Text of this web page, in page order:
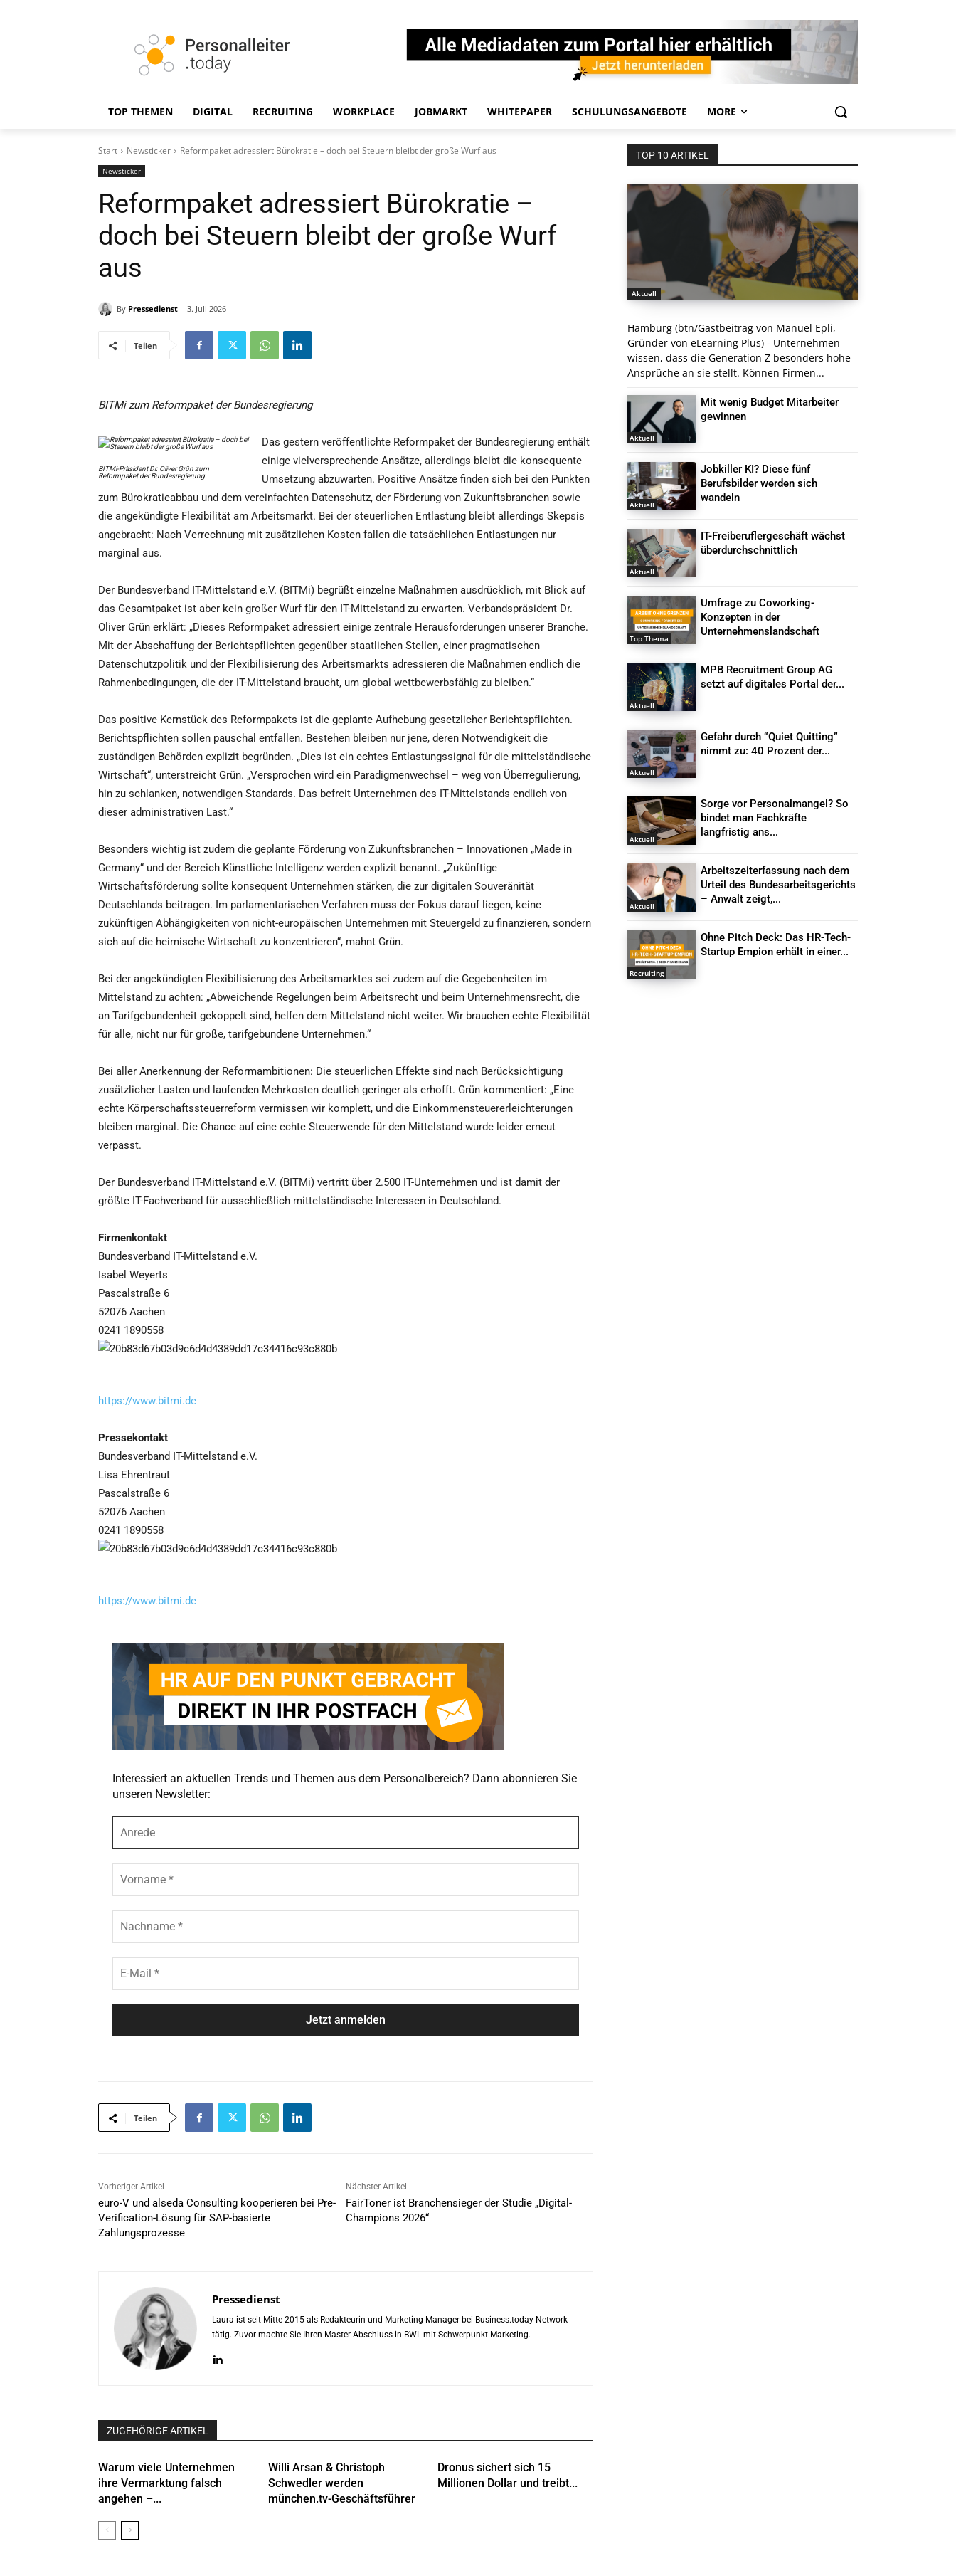
TOP THEMEN DIGITAL RECRUITING WORKPLACE JOBMARKT WHITEPAPER SCHULUNGSANGEBOTE MORE
Start Newsticker Reformpaket adressiert Bürokratie – doch bei Steuern bleibt der große Wurf aus
Newsticker
Reformpaket adressiert Bürokratie –
doch bei Steuern bleibt der große Wurf
aus
By Pressedienst 3. Juli 2026
Teilen
BITMi zum Reformpaket der Bundesregierung
BITMi-Präsident Dr. Oliver Grün zum
Reformpaket der Bundesregierung
Das gestern veröffentlichte Reformpaket der Bundesregierung enthält
einige vielversprechende Ansätze, allerdings bleibt die konsequente
Umsetzung abzuwarten. Positive Ansätze finden sich bei den Punkten
zum Bürokratieabbau und dem vereinfachten Datenschutz, der Förderung von Zukunftsbranchen sowie
die angekündigte Flexibilität am Arbeitsmarkt. Bei der steuerlichen Entlastung bleibt allerdings Skepsis
angebracht: Nach Verrechnung mit zusätzlichen Kosten fallen die tatsächlichen Entlastungen nur
marginal aus.
Der Bundesverband IT-Mittelstand e.V. (BITMi) begrüßt einzelne Maßnahmen ausdrücklich, mit Blick auf
das Gesamtpaket ist aber kein großer Wurf für den IT-Mittelstand zu erwarten. Verbandspräsident Dr.
Oliver Grün erklärt: „Dieses Reformpaket adressiert einige zentrale Herausforderungen unserer Branche.
Mit der Abschaffung der Berichtspflichten gegenüber staatlichen Stellen, einer pragmatischen
Datenschutzpolitik und der Flexibilisierung des Arbeitsmarkts adressieren die Maßnahmen endlich die
Rahmenbedingungen, die der IT-Mittelstand braucht, um global wettbewerbsfähig zu bleiben.“
Das positive Kernstück des Reformpakets ist die geplante Aufhebung gesetzlicher Berichtspflichten.
Berichtspflichten sollen pauschal entfallen. Bestehen bleiben nur jene, deren Notwendigkeit die
zuständigen Behörden explizit begründen. „Dies ist ein echtes Entlastungssignal für die mittelständische
Wirtschaft“, unterstreicht Grün. „Versprochen wird ein Paradigmenwechsel – weg von Überregulierung,
hin zu schlanken, notwendigen Standards. Das befreit Unternehmen des IT-Mittelstands endlich von
dieser administrativen Last.“
Besonders wichtig ist zudem die geplante Förderung von Zukunftsbranchen – Innovationen „Made in
Germany“ und der Bereich Künstliche Intelligenz werden explizit benannt. „Zukünftige
Wirtschaftsförderung sollte konsequent Unternehmen stärken, die zur digitalen Souveränität
Deutschlands beitragen. Im parlamentarischen Verfahren muss der Fokus darauf liegen, keine
zukünftigen Abhängigkeiten von nicht-europäischen Unternehmen mit Steuergeld zu finanzieren, sondern
sich auf die heimische Wirtschaft zu konzentrieren“, mahnt Grün.
Bei der angekündigten Flexibilisierung des Arbeitsmarktes sei zudem auf die Gegebenheiten im
Mittelstand zu achten: „Abweichende Regelungen beim Arbeitsrecht und beim Unternehmensrecht, die
an Tarifgebundenheit gekoppelt sind, helfen dem Mittelstand nicht weiter. Wir brauchen echte Flexibilität
für alle, nicht nur für große, tarifgebundene Unternehmen.“
Bei aller Anerkennung der Reformambitionen: Die steuerlichen Effekte sind nach Berücksichtigung
zusätzlicher Lasten und laufenden Mehrkosten deutlich geringer als erhofft. Grün kommentiert: „Eine
echte Körperschaftssteuerreform vermissen wir komplett, und die Einkommensteuererleichterungen
bleiben marginal. Die Chance auf eine echte Steuerwende für den Mittelstand wurde leider erneut
verpasst.
Der Bundesverband IT-Mittelstand e.V. (BITMi) vertritt über 2.500 IT-Unternehmen und ist damit der
größte IT-Fachverband für ausschließlich mittelständische Interessen in Deutschland.
Firmenkontakt
Bundesverband IT-Mittelstand e.V.
Isabel Weyerts
Pascalstraße 6
52076 Aachen
0241 1890558
https://www.bitmi.de
Pressekontakt
Bundesverband IT-Mittelstand e.V.
Lisa Ehrentraut
Pascalstraße 6
52076 Aachen
0241 1890558
https://www.bitmi.de
Interessiert an aktuellen Trends und Themen aus dem Personalbereich? Dann abonnieren Sie
unseren Newsletter:
r
e
r
n
c
h
M
a
Teilen
Vorheriger Artikel
euro-V und alseda Consulting kooperieren bei Pre-
Verification-Lösung für SAP-basierte
Zahlungsprozesse
Nächster Artikel
FairToner ist Branchensieger der Studie „Digital-
Champions 2026“
Pressedienst
Laura ist seit Mitte 2015 als Redakteurin und Marketing Manager bei Business.today Network
tätig. Zuvor machte Sie Ihren Master-Abschluss in BWL mit Schwerpunkt Marketing.
ZUGEHÖRIGE ARTIKEL
Warum viele Unternehmen
ihre Vermarktung falsch
angehen –...
Willi Arsan & Christoph
Schwedler werden
münchen.tv-Geschäftsführer
Dronus sichert sich 15
Millionen Dollar und treibt...
TOP 10 ARTIKEL
Aktuell
Hamburg (btn/Gastbeitrag von Manuel Epli,
Gründer von eLearning Plus) - Unternehmen
wissen, dass die Generation Z besonders hohe
Ansprüche an sie stellt. Können Firmen...
Aktuell
Mit wenig Budget Mitarbeiter
gewinnen
Aktuell
Jobkiller KI? Diese fünf
Berufsbilder werden sich
wandeln
Aktuell
IT-Freiberuflergeschäft wächst
überdurchschnittlich
Top Thema
Umfrage zu Coworking-
Konzepten in der
Unternehmenslandschaft
Aktuell
MPB Recruitment Group AG
setzt auf digitales Portal der...
Aktuell
Gefahr durch “Quiet Quitting”
nimmt zu: 40 Prozent der...
Aktuell
Sorge vor Personalmangel? So
bindet man Fachkräfte
langfristig ans...
Aktuell
Arbeitszeiterfassung nach dem
Urteil des Bundesarbeitsgerichts
– Anwalt zeigt,...
Recruiting
Ohne Pitch Deck: Das HR-Tech-
Startup Empion erhält in einer...